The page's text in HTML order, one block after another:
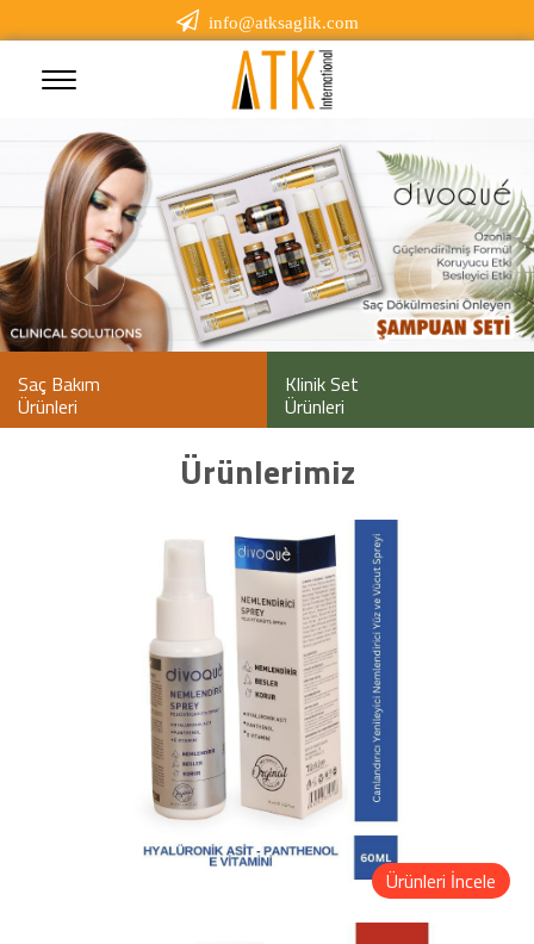
info@atksaglik.com
Saç Bakım
Ürünleri
Klinik Set
Ürünleri
Ürünlerimiz
Ürünleri İncele